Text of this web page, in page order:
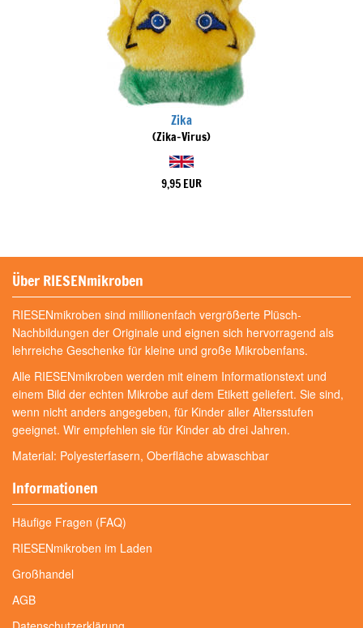
Zika
(Zika-Virus)
9,95 EUR
Über RIESENmikroben
RIESENmikroben sind millionenfach vergrößerte Plüsch-
Nachbildungen der Originale und eignen sich hervorragend als
lehrreiche Geschenke für kleine und große Mikrobenfans.
Alle RIESENmikroben werden mit einem Informationstext und
einem Bild der echten Mikrobe auf dem Etikett geliefert. Sie sind,
wenn nicht anders angegeben, für Kinder aller Altersstufen
geeignet. Wir empfehlen sie für Kinder ab drei Jahren.
Material: Polyesterfasern, Oberfläche abwaschbar
Informationen
Häufige Fragen (FAQ)
RIESENmikroben im Laden
Großhandel
AGB